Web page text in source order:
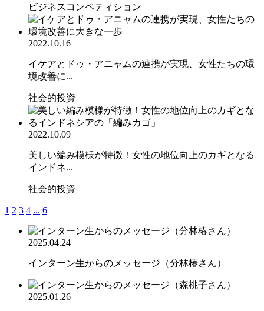
ビジネスコンペティション
2022.10.16
イケアとドゥ・アニャムの連携が実現、女性たちの環
境改善に...
社会的投資
2022.10.09
美しい編み模様が特徴！女性の地位向上のカギとなる
インドネ...
社会的投資
1 2 3 4 ... 6
2025.04.24
インターン生からのメッセージ（分林椿さん）
2025.01.26